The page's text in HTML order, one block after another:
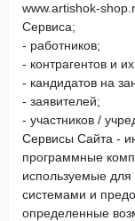
www.artishok-
Сервиса;
- работников;
- контрагентов и
- кандидатов на
- заявителей;
- участников /
Сервисы Сайта -
программные
используемые
системами и
определенные